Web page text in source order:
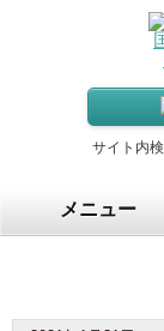
サイト内検
メニュー